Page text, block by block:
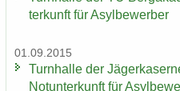
ter­kunft für Asyl­be­wer­ber
01.09.2015
Turn­hal­le der
Not­un­ter­kunft für